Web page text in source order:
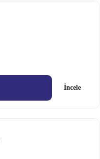
İncele